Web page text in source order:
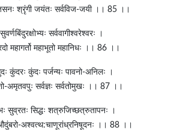
श्रृंगी जयंतः सर्वविज-जयी ।। 85 ।।
सुवर्णबिंदुरक्षोभ्यः सर्ववागीश्वरेश्वरः ।
महागर्तो महाभूतो महानिधः ।। 86 ।।
कुंदरः कुंदः पर्जन्यः पावनो-अनिलः ।
अमृतवपुः सर्वज्ञः सर्वतोमुखः ।। 87 ।।
सुव्रतः सिद्धः शत्रुजिच्छत्रुतापनः ।
औदुंबरो-अश्वत्थ:चाणूरांध्रनिषूदनः ।। 88 ।।